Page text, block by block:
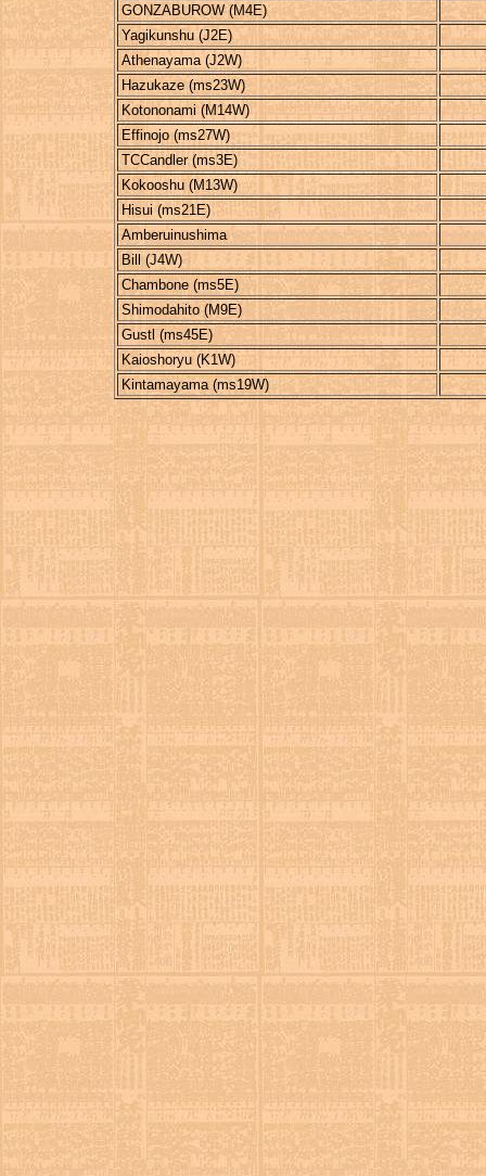
GONZABUROW (M4E)
Yagikunshu (J2E)
Athenayama (J2W)
Hazukaze (ms23W)
Kotononami (M14W)
Effinojo (ms27W)
TCCandler (ms3E)
Kokooshu (M13W)
Hisui (ms21E)
Amberuinushima
Bill (J4W)
Chambone (ms5E)
Shimodahito (M9E)
Gustl (ms45E)
Kaioshoryu (K1W)
Kintamayama (ms19W)